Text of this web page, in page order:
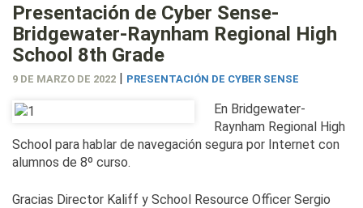
Presentación de Cyber Sense-
Bridgewater-Raynham Regional High
School 8th Grade
9 DE MARZO DE 2022 | PRESENTACIÓN DE CYBER SENSE
En Bridgewater-
Raynham Regional High
School para hablar de navegación segura por Internet con
alumnos de 8º curso.
Gracias Director Kaliff y School Resource Officer Sergio